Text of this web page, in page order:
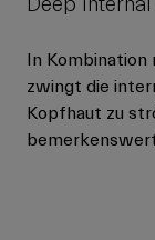
In Kombination
zwingt die
Kopfhaut zu